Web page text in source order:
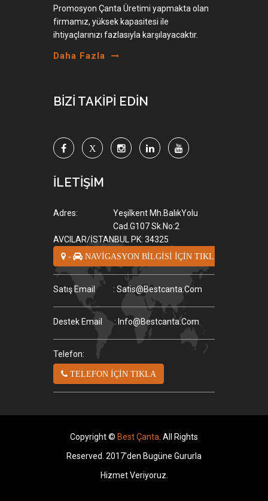
Promosyon Çanta Üretimi yapmakta olan
firmamız, yüksek kapasitesi ile
ihtiyaçlarınızı fazlasıyla karşılayacaktır.
Daha Fazla
BİZİ TAKİPİ EDİN
İLETİŞİM
Adres:
Yeşilkent Mh.BalıkYolu
Cad.G107 Sk.No:2
AVCILAR/İSTANBUL PK: 34325
- NAVİGASYON BİLGİSİ İÇİN TIKLA
Satış Email : Satis@bestcanta.com
Destek Email : Info@bestcanta.com
Telefon:
TELEFON İÇİN TIKLA
Copyright © Best Çanta . All Rights
Reserved. 2017'den Bugüne Gururla
Hizmet Veriyoruz.